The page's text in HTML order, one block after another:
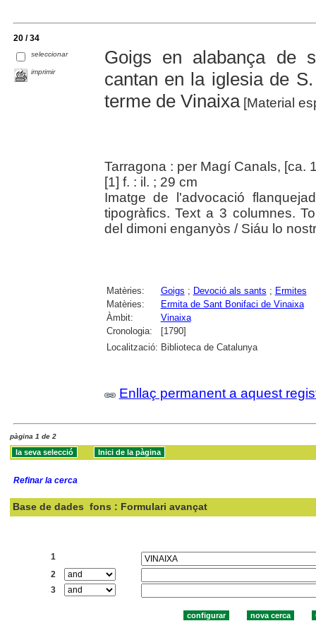
20 / 34
seleccionar
imprimir
Goigs en alabança de
cantan en la iglesia de
terme de Vinaixa[Material
Tarragona : per Magí Canals, [ca.
[1] f. : il. ; 29 cm
Imatge de l'advocació
tipogràfics. Text a 3 columnes.
del dimoni enganyòs / Siáu lo
Matèries: Goigs ; Devoció als sants ; Ermites
Matèries:
Ermita de Sant Bonifaci de Vinaixa
Àmbit:
Vinaixa
Cronologia:
[1790]
Localització: Biblioteca de Catalunya
Enllaç permanent a aquest
pàgina 1 de 2
Refinar la cerca
Base de dades fons : Formulari avançat
1
2
3